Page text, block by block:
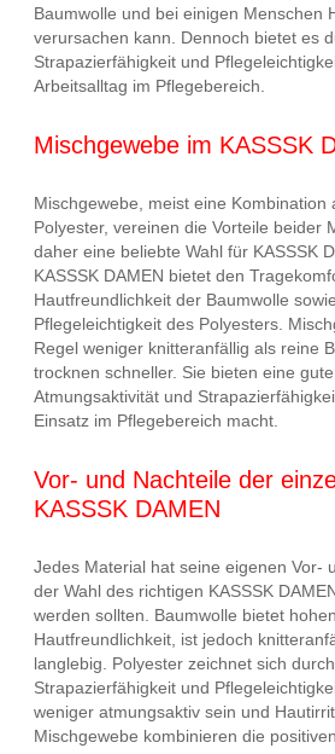
Baumwolle und bei einigen Menschen
verursachen kann. Dennoch bietet es
Strapazierfähigkeit und
Arbeitsalltag im Pflegebereich.
Mischgewebe im KASSSK
Mischgewebe, meist eine Kombination
Polyester, vereinen die Vorteile beider
daher eine beliebte Wahl für KASSSK
KASSSK DAMEN bietet den
Hautfreundlichkeit der Baumwolle
Pflegeleichtigkeit des Polyesters.
Regel weniger knitteranfällig als reine
trocknen schneller. Sie bieten eine
Atmungsaktivität und
Einsatz im Pflegebereich macht.
Vor- und Nachteile der
KASSSK DAMEN
Jedes Material hat seine eigenen Vor-
der Wahl des richtigen KASSSK
werden sollten. Baumwolle bietet
Hautfreundlichkeit, ist jedoch
langlebig. Polyester zeichnet sich
Strapazierfähigkeit und
weniger atmungsaktiv sein und
Mischgewebe kombinieren die